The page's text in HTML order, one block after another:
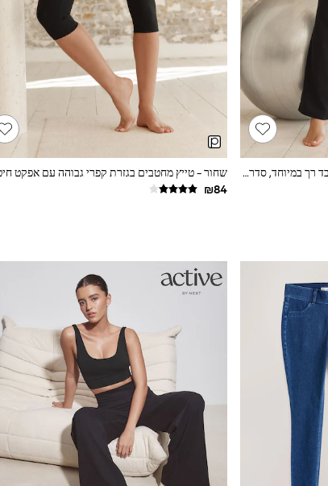
שחור - טייץ יוגה ספורטיבי מתרחב מבד רך במיוחד, סדרת Dry Tech